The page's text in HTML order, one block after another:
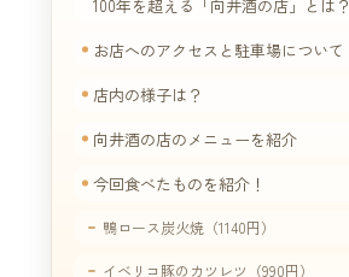
100年を超える「向井酒の店」とは？
お店へのアクセスと駐車場について
店内の様子は？
向井酒の店のメニューを紹介
今回食べたものを紹介！
鴨ロース炭火焼（1140円）
イベリコ豚のカツレツ（990円）